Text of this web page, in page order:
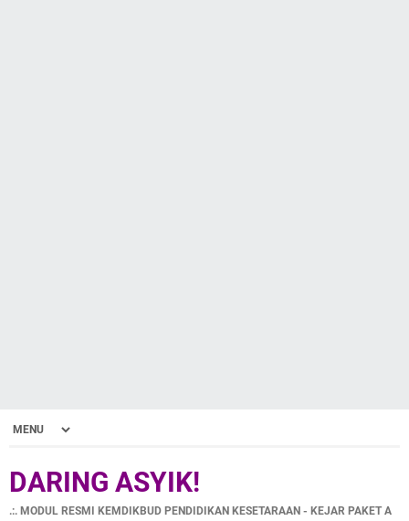
DARING ASYIK!
.:. MODUL RESMI KEMDIKBUD PENDIDIKAN KESETARAAN - KEJAR PAKET A